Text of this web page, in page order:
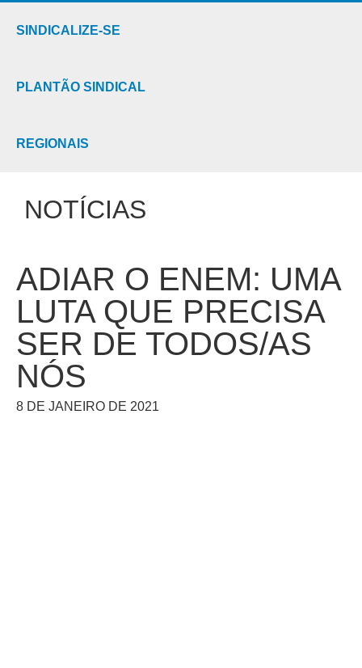
SINDICALIZE-SE
PLANTÃO SINDICAL
REGIONAIS
NOTÍCIAS
ADIAR O ENEM: UMA
LUTA QUE PRECISA
SER DE TODOS/AS
NÓS
8 DE JANEIRO DE 2021